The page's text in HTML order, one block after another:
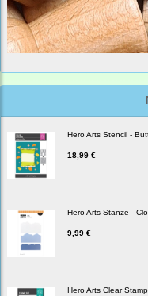
Hero Arts Stencil -
18,99 €
Hero Arts Stanze -
9,99 €
Hero Arts Clear